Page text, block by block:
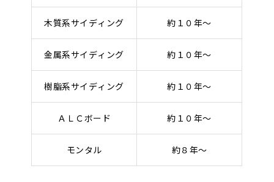
木質系サイディング 約１０年～
金属系サイディング 約１０年～
樹脂系サイディング 約１０年～
ＡＬＣボード 約１０年～
モンタル 約８年～